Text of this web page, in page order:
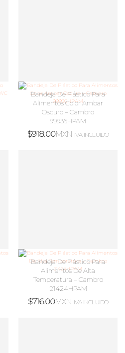
Bandeja De Plástico Para
Alimentos Color Ambar
Oscuro – Cambro
99936HPAM
$918.00MXN IVA INCLUIDO
Bandeja De Plástico Para
Alimentos De Alta
Temperatura – Cambro
21424HPAM
$716.00MXN IVA INCLUIDO